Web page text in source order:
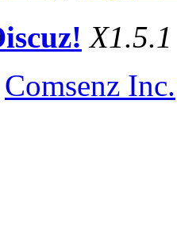
X1.5.1
Comsenz Inc.